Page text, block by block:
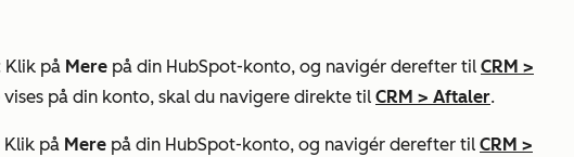
Klik på Mere på din HubSpot-konto, og navigér derefter til CRM >
vises på din konto, skal du navigere direkte til CRM > Aftaler.
Klik på Mere på din HubSpot-konto, og navigér derefter til CRM >